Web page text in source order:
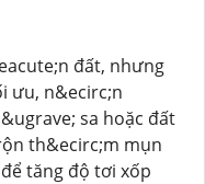
đất, nhưng
ưu, n&ecirc;n
sa hoặc đất
th&ecirc;m mụn
tăng độ tơi xốp